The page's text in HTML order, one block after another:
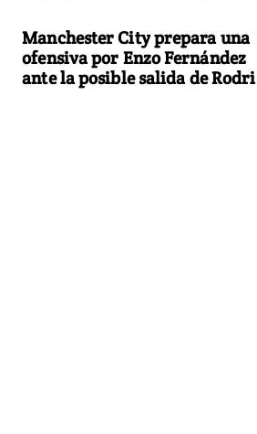
Manchester City prepara una
ofensiva por Enzo Fernández
ante la posible salida de Rodri